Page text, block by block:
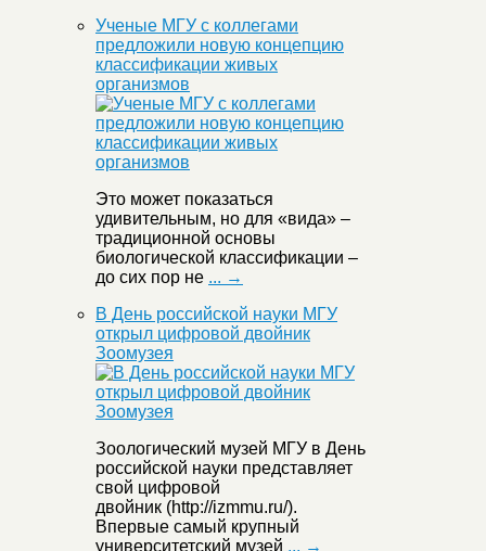
Ученые МГУ с коллегами
предложили новую концепцию
классификации живых
организмов
Это может показаться
удивительным, но для «вида» –
традиционной основы
биологической классификации –
до сих пор не ... →
В День российской науки МГУ
открыл цифровой двойник
Зоомузея
Зоологический музей МГУ в День
российской науки представляет
свой цифровой
двойник (http://izmmu.ru/).
Впервые самый крупный
университетский музей ... →